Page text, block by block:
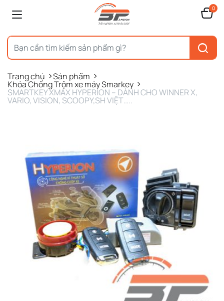
0
Trang chủ Sản phẩm
Khóa Chống Trộm xe máy Smarkey
SMARTKEY XMAX HYPERION – DÀNH CHO WINNER X,
VARIO, VISION, SCOOPY,SH VIỆT…..